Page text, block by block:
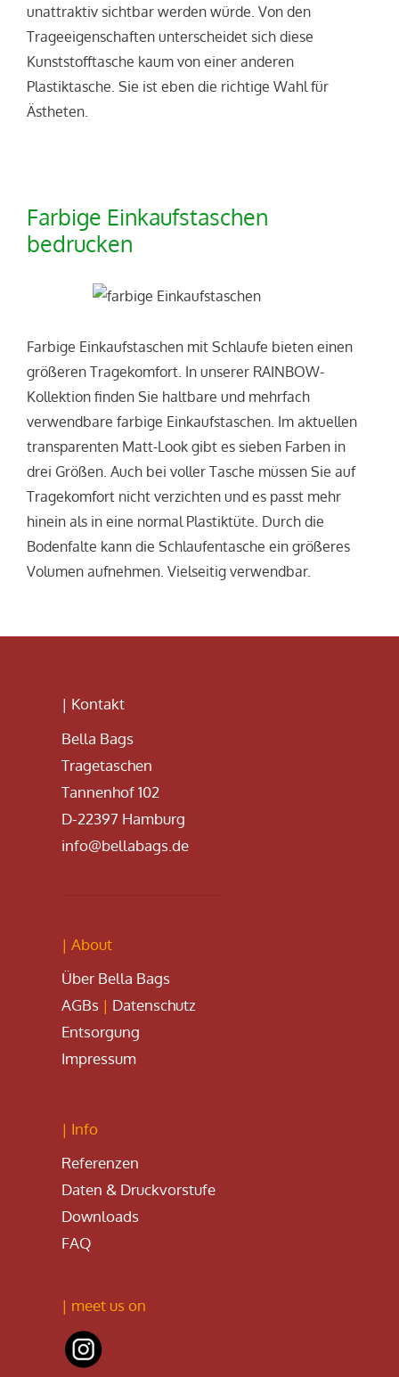
unattraktiv sichtbar werden würde. Von den
Trageeigenschaften unterscheidet sich diese
Kunststofftasche kaum von einer anderen
Plastiktasche. Sie ist eben die richtige Wahl für
Ästheten.
Farbige Einkaufstaschen
bedrucken
Farbige Einkaufstaschen mit Schlaufe bieten einen
größeren Tragekomfort. In unserer RAINBOW-
Kollektion finden Sie haltbare und mehrfach
verwendbare farbige Einkaufstaschen. Im aktuellen
transparenten Matt-Look gibt es sieben Farben in
drei Größen. Auch bei voller Tasche müssen Sie auf
Tragekomfort nicht verzichten und es passt mehr
hinein als in eine normal Plastiktüte. Durch die
Bodenfalte kann die Schlaufentasche ein größeres
Volumen aufnehmen. Vielseitig verwendbar.
| Kontakt
Bella Bags
Tragetaschen
Tannenhof 102
D-22397 Hamburg
info@bellabags.de
| About
Über Bella Bags
AGBs | Datenschutz
Entsorgung
Impressum
| Info
Referenzen
Daten & Druckvorstufe
Downloads
FAQ
| meet us on